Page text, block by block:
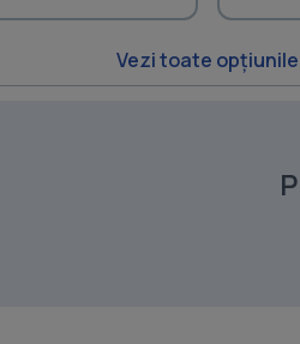
Vezi toate opțiunile